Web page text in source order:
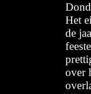
Het
de
over